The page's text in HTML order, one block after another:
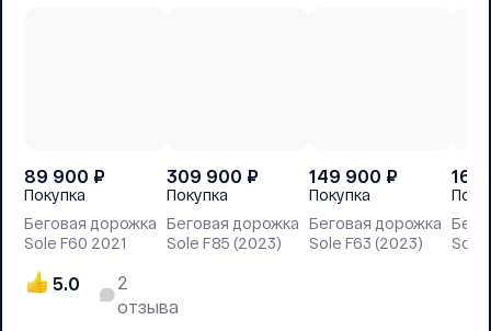
89 900 ₽
Покупка
Беговая дорожка
Sole F60 2021
5.0
2
отзыва
309 900 ₽
Покупка
Беговая дорожка
Sole F85 (2023)
149 900 ₽
Покупка
Беговая дорожка
Sole F63 (2023)
169
Sole